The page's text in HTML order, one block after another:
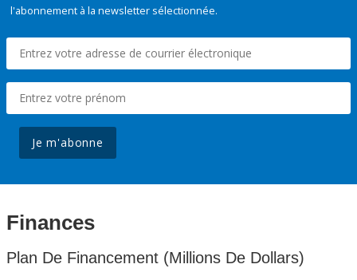
l'abonnement à la newsletter sélectionnée.
Je m'abonne
Finances
Plan De Financement (Millions De Dollars)